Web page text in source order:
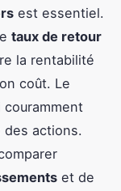
est essentiel.
taux de retour
la rentabilité
coût. Le
couramment
des actions.
et de